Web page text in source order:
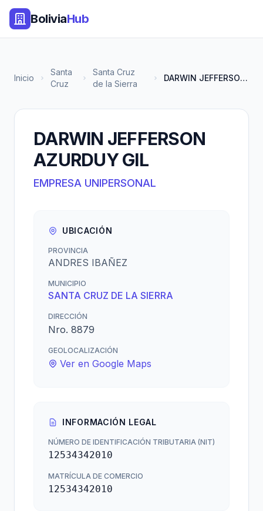
BoliviaHub
Inicio
Santa
Cruz
Santa Cruz
de la Sierra
DARWIN JEFFERSON AZURDUY GIL
DARWIN JEFFERSON
AZURDUY GIL
EMPRESA UNIPERSONAL
UBICACIÓN
PROVINCIA
ANDRES IBAÑEZ
MUNICIPIO
SANTA CRUZ DE LA SIERRA
DIRECCIÓN
Nro. 8879
GEOLOCALIZACIÓN
Ver en Google Maps
INFORMACIÓN LEGAL
NÚMERO DE IDENTIFICACIÓN TRIBUTARIA (NIT)
12534342010
MATRÍCULA DE COMERCIO
12534342010